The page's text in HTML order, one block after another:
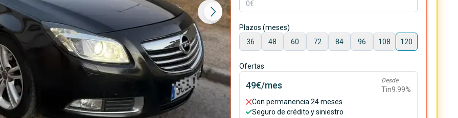
Plazos (meses)
36
48 60 72 84 96 108 120
Ofertas
49€/mes Desde
Tin9.99%
Con permanencia 24 meses
Seguro de crédito y siniestro